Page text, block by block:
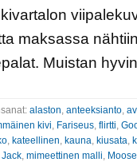
maksassa
Muistan
alaston anteeksianto,
kivi Fariseus, flirtti
, kateellinen kauna kiusata
, mimeettinen malli